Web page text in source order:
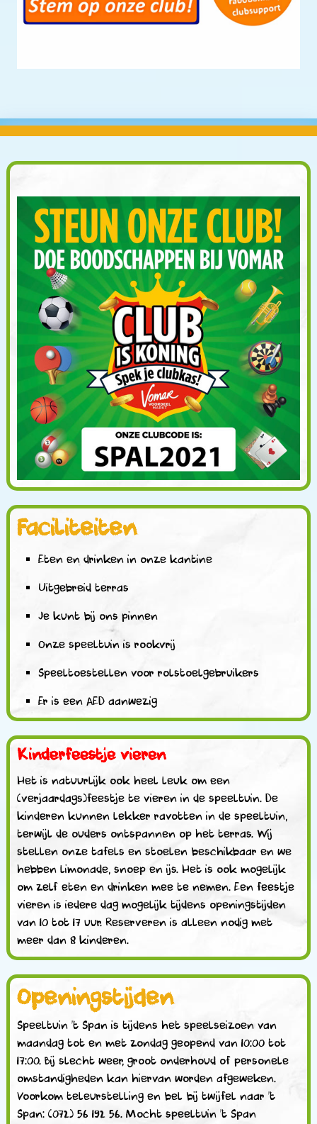
Faciliteiten
Eten en drinken in onze kantine
Uitgebreid terras
Je kunt bij ons pinnen
Onze speeltuin is rookvrij
Speeltoestellen voor rolstoelgebruikers
Er is een AED aanwezig
Kinderfeestje vieren
Het is natuurlijk ook heel leuk om een
(verjaardags)feestje te vieren in de speeltuin. De
kinderen kunnen lekker ravotten in de speeltuin,
terwijl de ouders ontspannen op het terras. Wij
stellen onze tafels en stoelen beschikbaar en we
hebben limonade, snoep en ijs. Het is ook mogelijk
om zelf eten en drinken mee te nemen. Een feestje
vieren is iedere dag mogelijk tijdens openingstijden
van 10 tot 17 uur. Reserveren is alleen nodig met
meer dan 8 kinderen.
Openingstijden
Speeltuin ’t Span is tijdens het speelseizoen van
maandag tot en met zondag geopend van 10:00 tot
17:00. Bij slecht weer, groot onderhoud of personele
omstandigheden kan hiervan worden afgeweken.
Voorkom teleurstelling en bel bij twijfel naar ’t
Span: (072) 56 192 56. Mocht speeltuin ’t Span